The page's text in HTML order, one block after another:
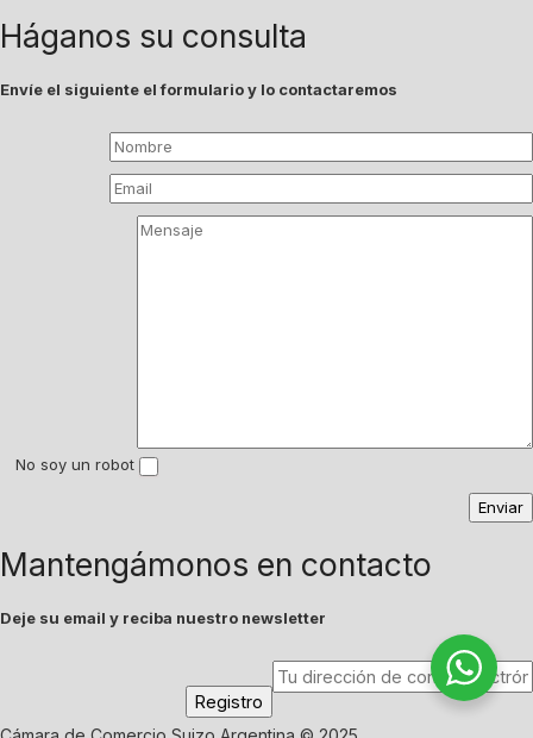
Háganos su consulta
Envíe el siguiente el formulario y lo contactaremos
No soy un robot
Mantengámonos en contacto
Deje su email y reciba nuestro newsletter